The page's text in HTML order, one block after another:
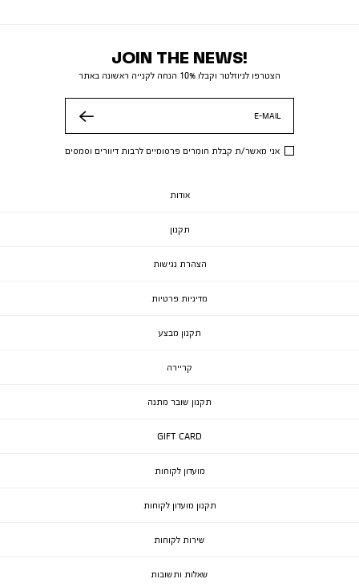
JOIN THE NEWS!
הצטרפו לניוזלטר וקבלו 10% הנחה לקנייה ראשונה באתר
E-MAIL
אני מאשר/ת קבלת חומרים פרסומיים לרבות דיוורים וסמסים
אודות
תקנון
הצהרת נגישות
מדיניות פרטיות
תקנון מבצע
קריירה
תקנון שובר מתנה
GIFT CARD
מועדון לקוחות
תקנון מועדון לקוחות
שירות לקוחות
שאלות ותשובות